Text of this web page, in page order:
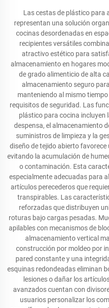
Las cestas de plástico para
representan una solución
cocinas desordenadas en
recipientes versátiles
atractivo estético para
almacenamiento en hogares
de grado alimenticio de alta
almacenamiento seguro
manteniendo al mismo
requisitos de seguridad. Las
plástico para cocina incluyen
despensa, el almacenamiento
suministros de limpieza y la
diseño de tejido abierto
evitando la acumulación de
o contaminación. Esta
especialmente adecuadas para
artículos perecederos que
transpirables. Las
reforzadas que distribuyen
roturas bajo cargas pesadas.
apilables con mecanismos de
almacenamiento vertical
construcción por moldeo por
pared constante y una
esquinas redondeadas eliminan
lesiones o dañar los
avanzados cuentan con
usuarios personalizar los